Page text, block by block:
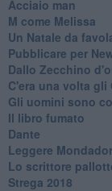
Acciaio man
M come Melissa
Un Natale da
Pubblicare per
Dallo Zecchino
C'era una volta gli
Gli uomini sono
Il libro fumato
Dante
Leggere
Lo scrittore
Strega 2018